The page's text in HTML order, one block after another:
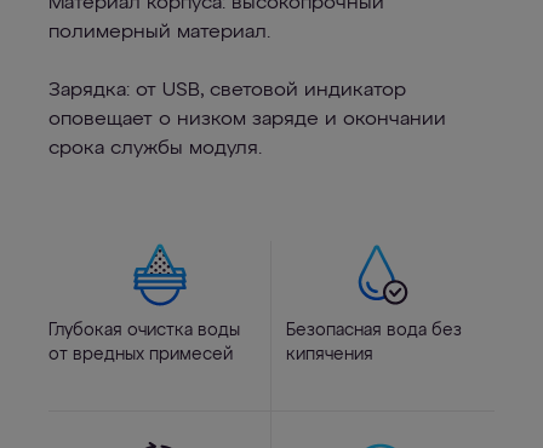
полимерный материал.
Зарядка: от USB, световой индикатор
оповещает о низком заряде и окончании
срока службы модуля.
Глубокая очистка воды
от вредных примесей
Безопасная вода без
кипячения